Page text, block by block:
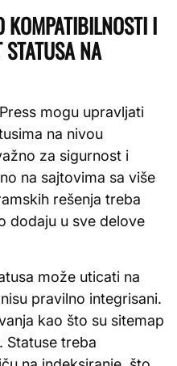
KOMPATIBILNOSTI I
NA
mogu upravljati
na nivou
za sigurnost i
na sajtovima sa više
rešenja treba
dodaju u sve delove
može uticati na
pravilno integrisani.
kao što su sitemap
Statuse treba